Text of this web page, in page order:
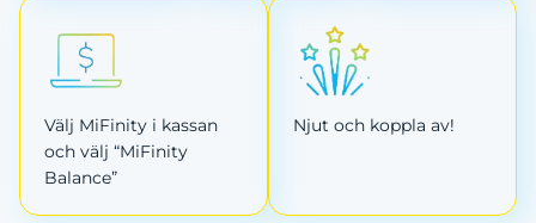
Välj MiFinity i kassan
och välj “MiFinity
Balance”
Njut och koppla av!